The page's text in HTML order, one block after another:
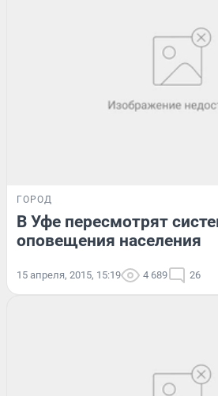
ГОРОД
В Уфе пересмотрят
оповещения населения
15 апреля, 2015, 15:19 4 689 26